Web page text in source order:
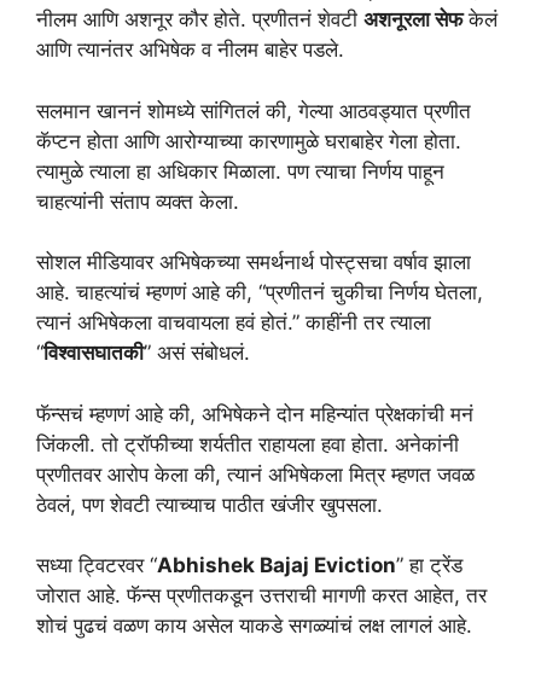
नीलम आणि अशनूर कौर होते. प्रणीतनं शेवटी अशनूरला सेफकेलं
आणि त्यानंतर अभिषेक व नीलम बाहेर पडले.
सलमान खाननं शोमध्ये सांगितलं की, गेल्या आठवड्यात प्रणीत
कॅप्टन होता आणि आरोग्याच्या कारणामुळे घराबाहेर गेला होता.
त्यामुळे त्याला हा अधिकार मिळाला. पण त्याचा निर्णय पाहून
चाहत्यांनी संताप व्यक्त केला.
सोशल मीडियावर अभिषेकच्या समर्थनार्थ पोस्ट्सचा वर्षाव झाला
आहे. चाहत्यांचं म्हणणं आहे की, “प्रणीतनं चुकीचा निर्णय घेतला,
त्यानं अभिषेकला वाचवायला हवं होतं.” काहींनी तर त्याला
“विश्वासघातकी” असं संबोधलं.
फॅन्सचं म्हणणं आहे की, अभिषेकने दोन महिन्यांत प्रेक्षकांची मनं
जिंकली. तो ट्रॉफीच्या शर्यतीत राहायला हवा होता. अनेकांनी
प्रणीतवर आरोप केला की, त्यानं अभिषेकला मित्र म्हणत जवळ
ठेवलं, पण शेवटी त्याच्याच पाठीत खंजीर खुपसला.
सध्या ट्विटरवर “Abhishek Bajaj Eviction” हा ट्रेंड
जोरात आहे. फॅन्स प्रणीतकडून उत्तराची मागणी करत आहेत, तर
शोचं पुढचं वळण काय असेल याकडे सगळ्यांचं लक्ष लागलं आहे.